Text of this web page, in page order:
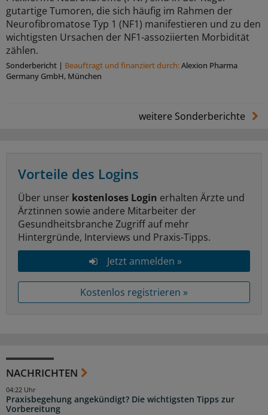
gutartige Tumoren, die sich häufig im Rahmen der
Neurofibromatose Typ 1 (NF1) manifestieren und zu den
wichtigsten Ursachen der NF1-assoziierten Morbidität
zählen.
Sonderbericht | Beauftragt und ﬁnanziert durch:Alexion Pharma
Germany GmbH, München
weitere Sonderberichte
Vorteile des Logins
Über unser kostenloses Login erhalten Ärzte und
Ärztinnen sowie andere Mitarbeiter der
Gesundheitsbranche Zugriff auf mehr
Hintergründe, Interviews und Praxis-Tipps.
Jetzt anmelden »
Kostenlos registrieren »
NACHRICHTEN
Praxisbegehung angekündigt? Die wichtigsten Tipps zur
Vorbereitung
04:22 Uhr